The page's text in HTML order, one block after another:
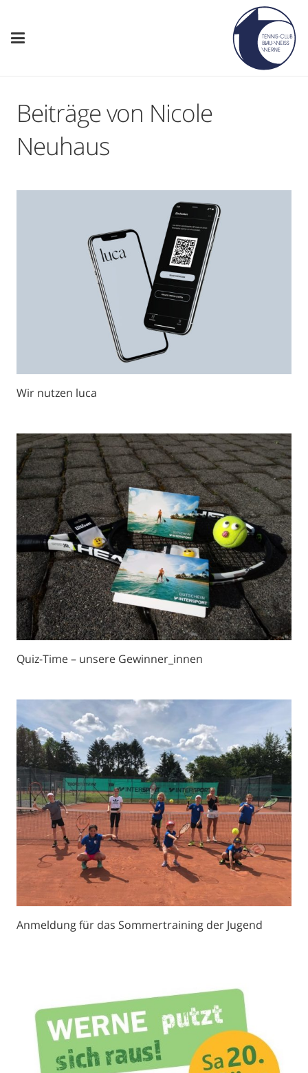
Beiträge von Nicole
Neuhaus
Wir nutzen luca
Quiz-Time – unsere Gewinner_innen
Anmeldung für das Sommertraining der Jugend